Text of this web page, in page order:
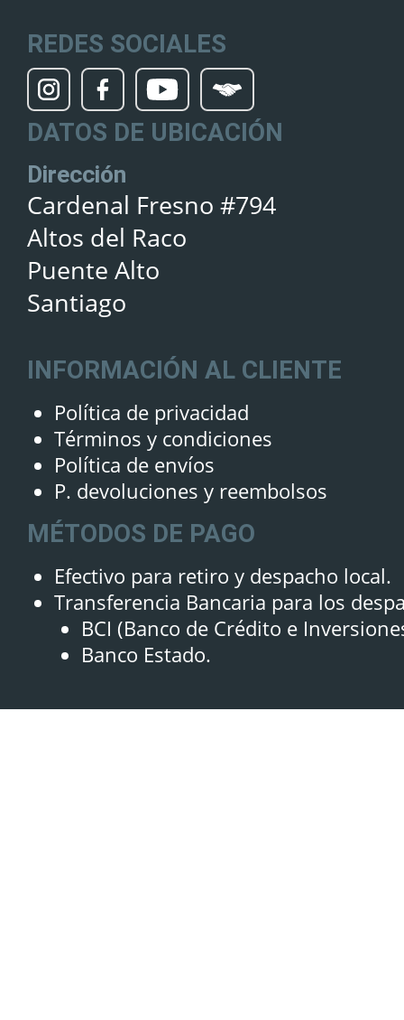
REDES SOCIALES
DATOS DE UBICACIÓN
Dirección
Cardenal Fresno #794
Altos del Raco
Puente Alto
Santiago
INFORMACIÓN AL CLIENTE
Política de privacidad
Términos y condiciones
Política de envíos
P. devoluciones y reembolsos
MÉTODOS DE PAGO
Efectivo para retiro y despacho local.
Transferencia Bancaria para los
BCI (Banco de Crédito e
Banco Estado.